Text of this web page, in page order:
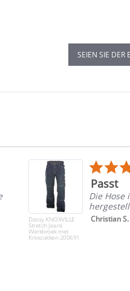
SEIEN SIE DER
Dassy KNOXVILLE
Stretch Jeans
Werkbroek met
Kniezakken 200691
Passt
Die
Christian S.